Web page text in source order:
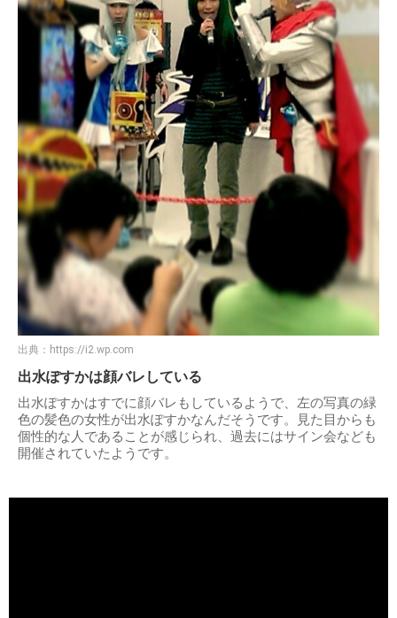
出典： https://i2.wp.com
出水ぽすかは顔バレしている
出水ぽすかはすでに顔バレもしているようで、左の写真の緑
色の髪色の女性が出水ぽすかなんだそうです。見た目からも
個性的な人であることが感じられ、過去にはサイン会なども
開催されていたようです。